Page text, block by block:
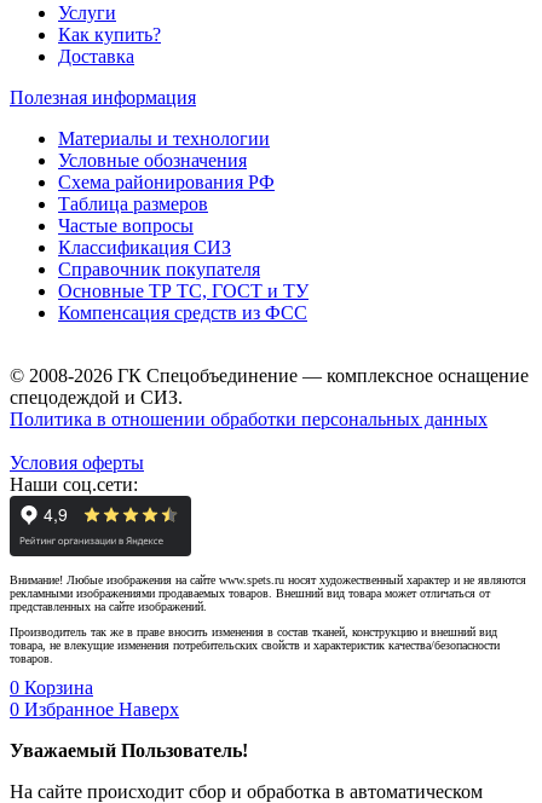
Услуги
Как купить?
Доставка
Полезная информация
Материалы и технологии
Условные обозначения
Схема районирования РФ
Таблица размеров
Частые вопросы
Классификация СИЗ
Справочник покупателя
Основные ТР ТС, ГОСТ и ТУ
Компенсация средств из ФСС
© 2008-2026 ГК Спецобъединение — комплексное оснащение
спецодеждой и СИЗ.
Политика в отношении обработки персональных данных
Условия оферты
Наши соц.сети:
Внимание! Любые изображения на сайте www.spets.ru носят художественный характер и не являются
рекламными изображениями продаваемых товаров. Внешний вид товара может отличаться от
представленных на сайте изображений.
Производитель так же в праве вносить изменения в состав тканей, конструкцию и внешний вид
товара, не влекущие изменения потребительских свойств и характеристик качества/безопасности
товаров.
0 Корзина
0 Избранное Наверх
Уважаемый Пользователь!
На сайте происходит сбор и обработка в автоматическом